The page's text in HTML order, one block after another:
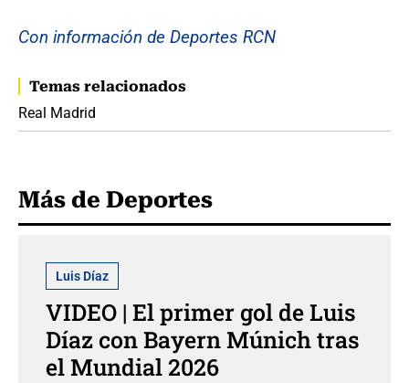
Con información de Deportes RCN
Temas relacionados
Real Madrid
Más de Deportes
Luis Díaz
VIDEO | El primer gol de Luis
Díaz con Bayern Múnich tras
el Mundial 2026